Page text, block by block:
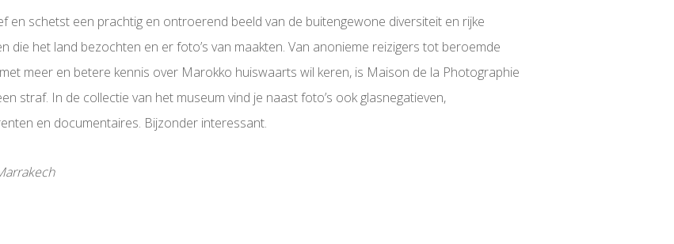
en schetst een prachtig en ontroerend beeld van de buitengewone diversiteit en rijke
die het land bezochten en er foto’s van maakten. Van anonieme reizigers tot beroemde
meer en betere kennis over Marokko huiswaarts wil keren, is Maison de la Photographie
straf. In de collectie van het museum vind je naast foto’s ook glasnegatieven,
en documentaires. Bijzonder interessant.